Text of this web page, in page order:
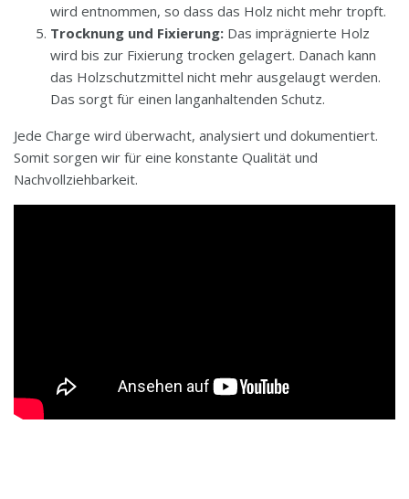
wird entnommen, so dass das Holz nicht mehr tropft.
Trocknung und Fixierung: Das imprägnierte Holz
wird bis zur Fixierung trocken gelagert. Danach kann
das Holzschutzmittel nicht mehr ausgelaugt werden.
Das sorgt für einen langanhaltenden Schutz.
Jede Charge wird überwacht, analysiert und dokumentiert.
Somit sorgen wir für eine konstante Qualität und
Nachvollziehbarkeit.